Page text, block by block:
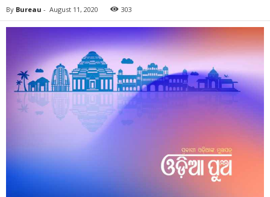
By Bureau - August 11, 2020 303